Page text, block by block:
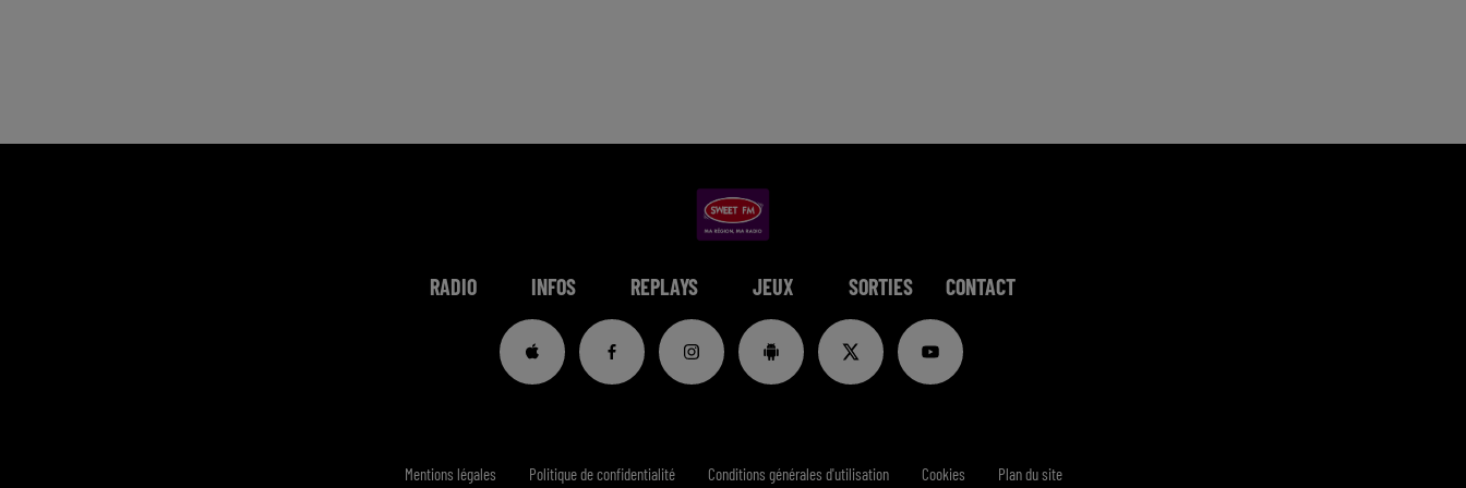
RADIO INFOS REPLAYS JEUX SORTIES CONTACT
Mentions légales Politique de confidentialité Conditions générales d'utilisation Cookies Plan du site